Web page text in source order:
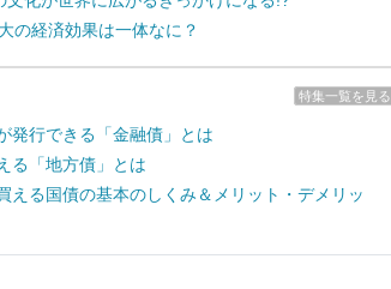
の経済効果は一体なに？
特集一覧を見る
発行できる「金融債」とは
る「地方債」とは
る国債の基本のしくみ＆メリット・デメリッ